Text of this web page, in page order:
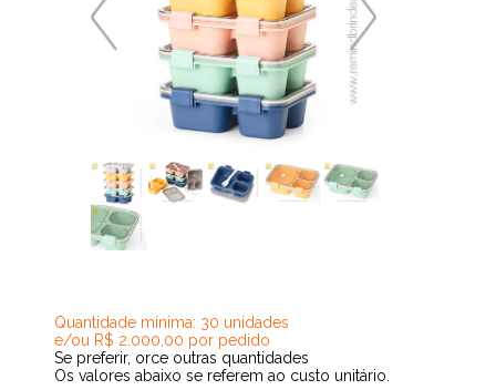
Quantidade mínima: 30 unidades
e/ou R$ 2.000,00 por pedido
Se preferir, orce outras quantidades
Os valores abaixo se referem ao custo unitário.